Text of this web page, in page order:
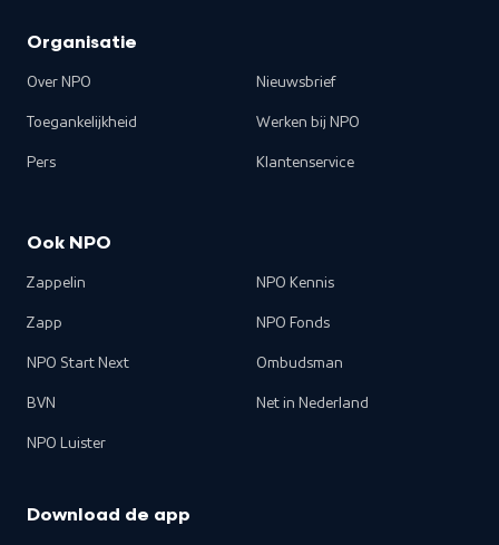
Organisatie
Over NPO
Toegankelijkheid
Pers
Nieuwsbrief
Werken bij NPO
Klantenservice
Ook NPO
Zappelin
Zapp
NPO Start Next
BVN
NPO Luister
NPO Kennis
NPO Fonds
Ombudsman
Net in Nederland
Download de app